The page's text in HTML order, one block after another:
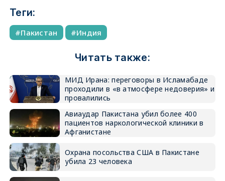
Теги:
Пакистан Индия
Читать также:
МИД Ирана: переговоры в Исламабаде
проходили в «в атмосфере недоверия» и
провалились
Авиаудар Пакистана убил более 400
пациентов наркологической клиники в
Афганистане
Охрана посольства США в Пакистане
убила 23 человека